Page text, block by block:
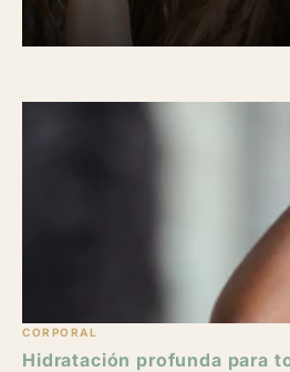
CORPORAL
Hidratación profunda para